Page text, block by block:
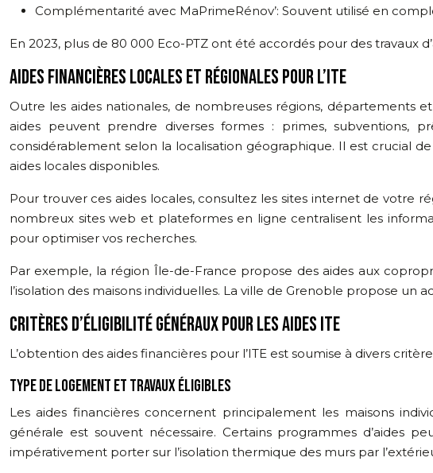
Complémentarité avec MaPrimeRénov’: Souvent utilisé en
En 2023, plus de 80 000 Eco-PTZ ont été accordés pour des travaux
AIDES FINANCIÈRES LOCALES ET RÉGIONALES POUR L’ITE
Outre les aides nationales, de nombreuses régions, départements
aides peuvent prendre diverses formes : primes, subventions,
considérablement selon la localisation géographique. Il est crucial
aides locales disponibles.
Pour trouver ces aides locales, consultez les sites internet de
nombreux sites web et plateformes en ligne centralisent les
pour optimiser vos recherches.
Par exemple, la région Île-de-France propose des aides aux
l’isolation des maisons individuelles. La ville de Grenoble propose
CRITÈRES D’ÉLIGIBILITÉ GÉNÉRAUX POUR LES AIDES ITE
L’obtention des aides financières pour l’ITE est soumise à divers
TYPE DE LOGEMENT ET TRAVAUX ÉLIGIBLES
Les aides financières concernent principalement les maisons
générale est souvent nécessaire. Certains programmes d’aides
impérativement porter sur l’isolation thermique des murs par